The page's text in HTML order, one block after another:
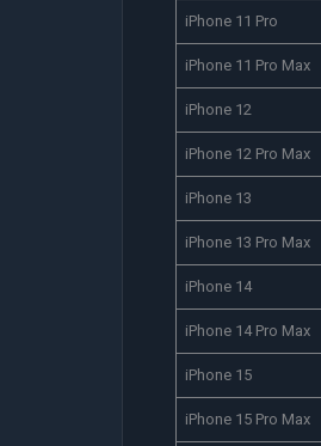
iPhone 11 Pro
iPhone 11 Pro Max
iPhone 12
iPhone 12 Pro Max
iPhone 13
iPhone 13 Pro Max
iPhone 14
iPhone 14 Pro Max
iPhone 15
iPhone 15 Pro Max